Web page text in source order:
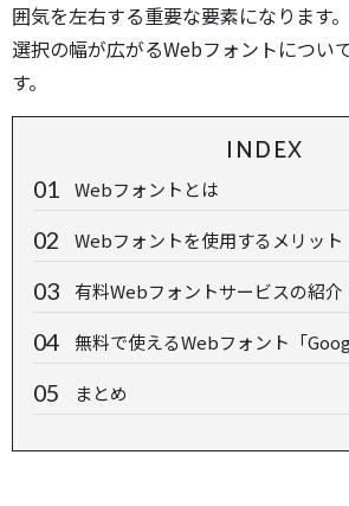
囲気を左右する重要な要素になります
選択の幅が広がるWebフォントについ
す。
INDEX
Webフォントとは
Webフォントを使用するメリット
有料Webフォントサービスの紹介
無料で使えるWebフォント「
まとめ